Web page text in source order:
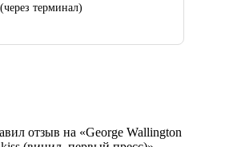
терминал)
отзыв на «George Wallington